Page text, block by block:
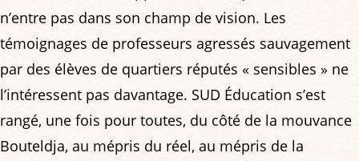
n’entre pas dans son champ de vision. Les
témoignages de professeurs agressés sauvagement
par des élèves de quartiers réputés « sensibles » ne
l’intéressent pas davantage. SUD Éducation s’est
rangé, une fois pour toutes, du côté de la mouvance
Bouteldja, au mépris du réel, au mépris de la